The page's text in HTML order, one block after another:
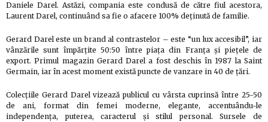
Daniele Darel. Astăzi, compania este condusă de către fiul acestora,
Laurent Darel, continuând sa fie o afacere 100% deținută de familie.
Gerard Darel este un brand al contrastelor – este “un lux accesibil”, iar
vânzările sunt împărțite 50:50 între piața din Franța și piețele de
export. Primul magazin Gerard Darel a fost deschis în 1987 la Saint
Germain, iar în acest moment există puncte de vanzare in 40 de țări.
Colecțiile Gerard Darel vizează publicul cu vârsta cuprinsă între 25-50
de ani, format din femei moderne, elegante, accentuându-le
independența, puterea, caracterul și stilul personal. Sursele de